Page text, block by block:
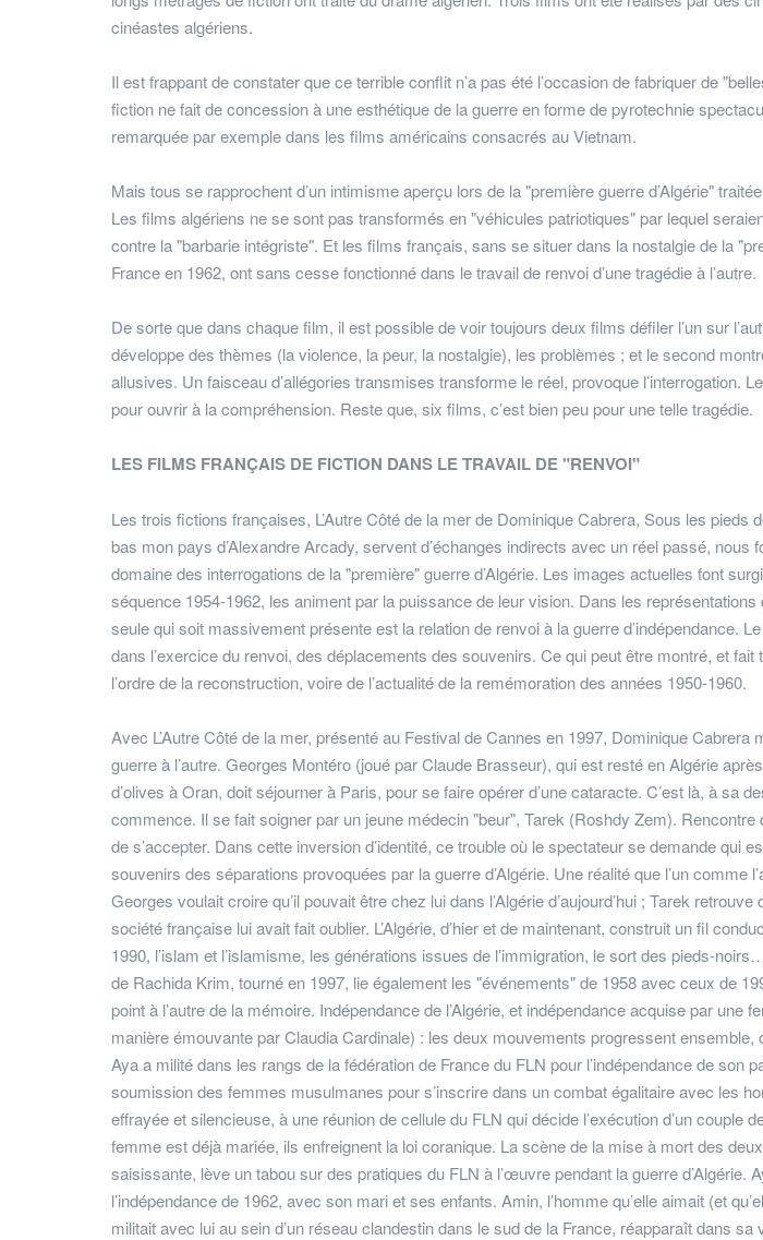
cinéastes algériens.
Il est frappant de constater que ce terrible conflit n’a pas été l’occasion de fabriquer de
fiction ne fait de concession à une esthétique de la guerre en forme de pyrotechnie
remarquée par exemple dans les films américains consacrés au Vietnam.
Mais tous se rapprochent d’un intimisme aperçu lors de la "première guerre d’Algérie"
Les films algériens ne se sont pas transformés en "véhicules patriotiques" par lequel
contre la "barbarie intégriste". Et les films français, sans se situer dans la nostalgie de la
France en 1962, ont sans cesse fonctionné dans le travail de renvoi d’une tragédie à l’autre.
De sorte que dans chaque film, il est possible de voir toujours deux films défiler l’un sur
développe des thèmes (la violence, la peur, la nostalgie), les problèmes ; et le second
allusives. Un faisceau d’allégories transmises transforme le réel, provoque l’interrogation.
pour ouvrir à la compréhension. Reste que, six films, c’est bien peu pour une telle tragédie.
LES FILMS FRANÇAIS DE FICTION DANS LE TRAVAIL DE "RENVOI"
Les trois fictions françaises, L’Autre Côté de la mer de Dominique Cabrera, Sous les pieds
bas mon pays d’Alexandre Arcady, servent d’échanges indirects avec un réel passé, nous
domaine des interrogations de la "première" guerre d’Algérie. Les images actuelles font
séquence 1954-1962, les animent par la puissance de leur vision. Dans les
seule qui soit massivement présente est la relation de renvoi à la guerre d’indépendance.
dans l’exercice du renvoi, des déplacements des souvenirs. Ce qui peut être montré, et
l’ordre de la reconstruction, voire de l’actualité de la remémoration des années 1950-1960.
Avec L’Autre Côté de la mer, présenté au Festival de Cannes en 1997, Dominique Cabrera
guerre à l’autre. Georges Montéro (joué par Claude Brasseur), qui est resté en Algérie
d’olives à Oran, doit séjourner à Paris, pour se faire opérer d’une cataracte. C’est là, à sa
commence. Il se fait soigner par un jeune médecin "beur", Tarek (Roshdy Zem).
de s’accepter. Dans cette inversion d’identité, ce trouble où le spectateur se demande qui
souvenirs des séparations provoquées par la guerre d’Algérie. Une réalité que l’un comme
Georges voulait croire qu’il pouvait être chez lui dans l’Algérie d’aujourd’hui ; Tarek
société française lui avait fait oublier. L’Algérie, d’hier et de maintenant, construit un fil
1990, l’islam et l’islamisme, les générations issues de l’immigration, le sort des pieds-
de Rachida Krim, tourné en 1997, lie également les "événements" de 1958 avec ceux de
point à l’autre de la mémoire. Indépendance de l’Algérie, et indépendance acquise par une
manière émouvante par Claudia Cardinale) : les deux mouvements progressent ensemble,
Aya a milité dans les rangs de la fédération de France du FLN pour l’indépendance de son
soumission des femmes musulmanes pour s’inscrire dans un combat égalitaire avec les
effrayée et silencieuse, à une réunion de cellule du FLN qui décide l’exécution d’un couple
femme est déjà mariée, ils enfreignent la loi coranique. La scène de la mise à mort des
saisissante, lève un tabou sur des pratiques du FLN à l’œuvre pendant la guerre d’Algérie.
l’indépendance de 1962, avec son mari et ses enfants. Amin, l’homme qu’elle aimait (et
militait avec lui au sein d’un réseau clandestin dans le sud de la France, réapparaît dans